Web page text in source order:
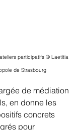
participatifs © Laetitia
de Strasbourg
de médiation
en donne les
concrets
pour